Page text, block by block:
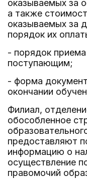
оказываемых за
а также
оказываемых за
порядок их
- порядок
поступающим;
- форма
окончании
Филиал,
обособленное
предоставляют
информацию о
осуществление
правомочий